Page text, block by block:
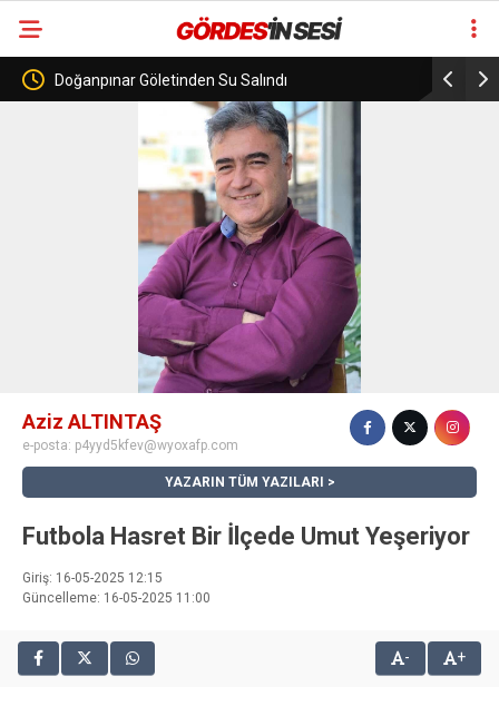
Doğanpınar Göletinden Su Salındı Görenez
Aziz ALTINTAŞ
e-posta: p4yyd5kfev@wyoxafp.com
YAZARIN TÜM YAZILARI
Futbola Hasret Bir İlçede Umut Yeşeriyor
Giriş: 16-05-2025 12:15
Güncelleme: 16-05-2025 11:00
- +